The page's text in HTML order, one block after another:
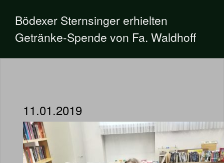
Bödexer Sternsinger erhielten
Getränke-Spende von Fa. Waldhoff
11.01.2019